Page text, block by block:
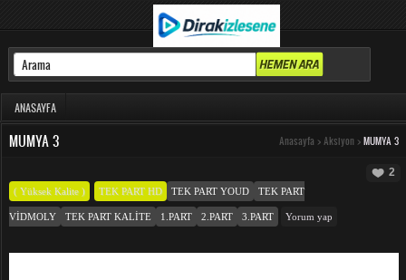
ANASAYFA
MUMYA 3 Anasayfa > Aksiyon > MUMYA 3
2
( Yüksek Kalite ) TEK PART HD TEK PART YOUD TEK PART
VIDMOLY TEK PART KALITE 1.PART 2.PART 3.PART Yorum yap